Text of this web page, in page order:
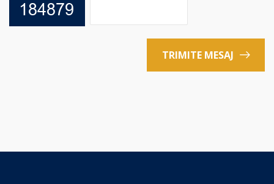
TRIMITE MESAJ